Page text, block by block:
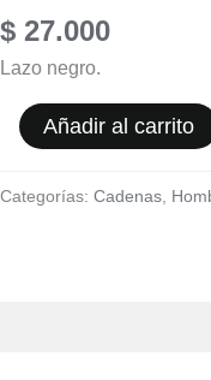
$ 27.000
Lazo negro.
Añadir al carrito
Categorías: Cadenas